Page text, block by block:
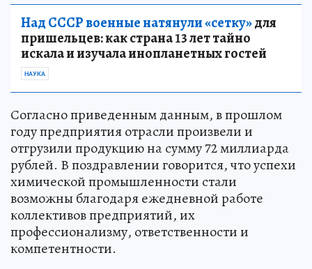
Над СССР военные натянули «сетку»для
пришельцев: как страна 13 лет тайно
искала и изучала инопланетных гостей
НАУКА
Согласно приведенным данным, в прошлом
году предприятия отрасли произвели и
отгрузили продукцию на сумму 72 миллиарда
рублей. В поздравлении говорится, что успехи
химической промышленности стали
возможны благодаря ежедневной работе
коллективов предприятий, их
профессионализму, ответственности и
компетентности.